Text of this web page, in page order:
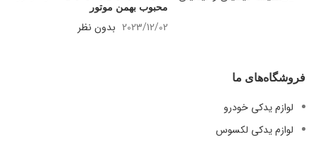
محبوب بهمن موتور
2023/12/02 بدون نظر
فروشگاه‌های ما
لوازم یدکی خودرو
لوازم یدکی لکسوس